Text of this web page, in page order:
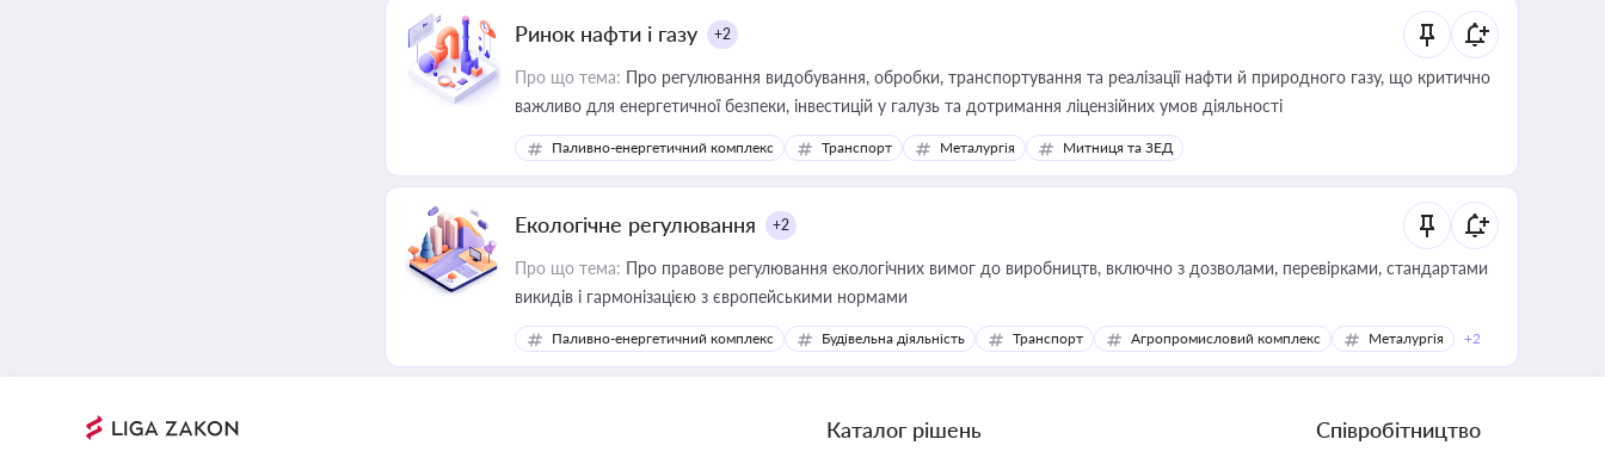
Ринок нафти і газу +2
Про що тема: Про регулювання видобування, обробки, транспортування та реалізації нафти й природного газу, що критично
важливо для енергетичної безпеки, інвестицій у галузь та дотримання ліцензійних умов діяльності
Паливно-енергетичний комплекс Транспорт Металургія Митниця та ЗЕД
Екологічне регулювання +2
Про що тема: Про правове регулювання екологічних вимог до виробництв, включно з дозволами, перевірками, стандартами
викидів і гармонізацією з європейськими нормами
Паливно-енергетичний комплекс Будівельна діяльність Транспорт Агропромисловий комплекс Металургія +2
Каталог рішень Співробітництво